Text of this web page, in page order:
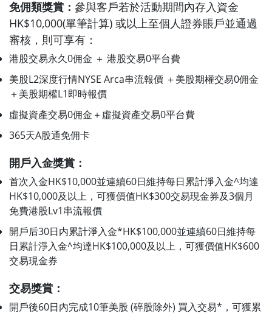
免佣類獎賞： 參與客戶若於活動期間內存入資金
HK$10,000(單筆計算) 或以上至個人證券賬戶並通過
審核，則可享有：
港股交易永久0佣金 ＋ 港股交易0平台費
美股L2深度行情NYSE Arca串流報價 ＋美股期權交易0佣金
＋美股期權L1即時報價
虛擬資產交易0佣金＋虛擬資產交易0平台費
365天A股通免佣卡
開戶入金獎賞：
首次入金HK$10,000並連續60日維持每日累計淨入金^均達
HK$10,000及以上，可獲價值HK$300交易現金券及3個月
免費港股Lv1串流報價
開戶后30日内累計淨入金*HK$100,000並連續60日維持每
日累計淨入金^均達HK$100,000及以上，可獲價值HK$600
交易現金券
交易獎賞：
開戶後60日內完成10筆美股 (碎股除外) 買入交易*，可獲累